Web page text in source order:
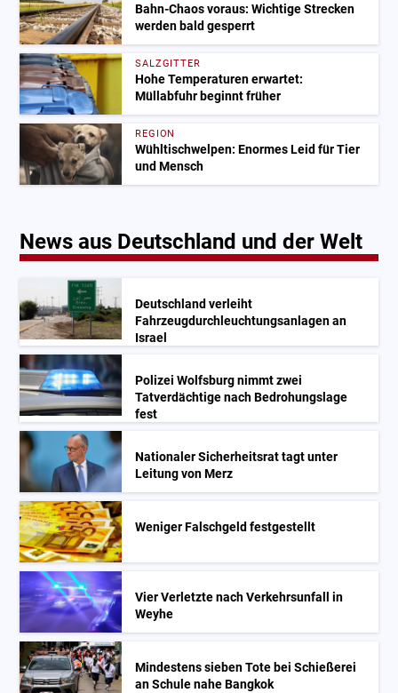
Bahn-Chaos voraus: Wichtige Strecken
werden bald gesperrt
SALZGITTER
Hohe Temperaturen erwartet:
Müllabfuhr beginnt früher
REGION
Wühltischwelpen: Enormes Leid für Tier
und Mensch
News aus Deutschland und der Welt
Deutschland verleiht
Fahrzeugdurchleuchtungsanlagen an
Israel
Polizei Wolfsburg nimmt zwei
Tatverdächtige nach Bedrohungslage
fest
Nationaler Sicherheitsrat tagt unter
Leitung von Merz
Weniger Falschgeld festgestellt
Vier Verletzte nach Verkehrsunfall in
Weyhe
Mindestens sieben Tote bei Schießerei
an Schule nahe Bangkok